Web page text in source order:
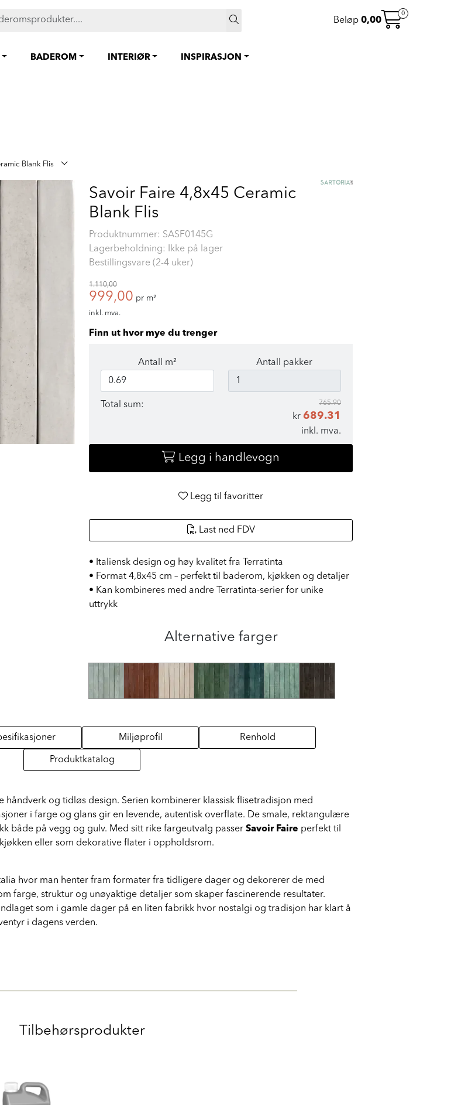
Beløp 0,00
0
BADEROM INTERIØR INSPIRASJON
Blank Flis
Savoir Faire 4,8x45 Ceramic
Blank Flis
Produktnummer: SASF0145G
Lagerbeholdning: Ikke på lager
Bestillingsvare (2-4 uker)
1.110,00
999,00 pr m²
inkl. mva.
Finn ut hvor mye du trenger
Antall m² Antall pakker
Total sum: 765.90
kr 689.31
inkl. mva.
Legg i handlevogn
Legg til favoritter
Last ned FDV
• Italiensk design og høy kvalitet fra Terratinta
• Format 4,8x45 cm – perfekt til baderom, kjøkken og detaljer
• Kan kombineres med andre Terratinta-serier for unike
uttrykk
Alternative farger
Miljøprofil Renhold
Produktkatalog
håndverk og tidløs design. Serien kombinerer klassisk flisetradisjon med
i farge og glans gir en levende, autentisk overflate. De smale, rektangulære
både på vegg og gulv. Med sitt rike fargeutvalg passer Savoir Faire perfekt til
eller som dekorative flater i oppholdsrom.
hvor man henter fram formater fra tidligere dager og dekorerer de med
farge, struktur og unøyaktige detaljer som skaper fascinerende resultater.
som i gamle dager på en liten fabrikk hvor nostalgi og tradisjon har klart å
i dagens verden.
Tilbehørsprodukter